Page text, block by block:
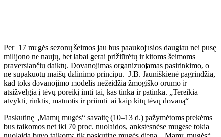
Per 17 mugės sezonų šeimos jau bus paaukojusios daugiau nei pusę
milijono ne naujų, bet labai gerai prižiūrėtų ir kitoms šeimoms
praversiančių daiktų. Dovanojimas organizuojamas pasirinkimo, o
ne supakuotų maišų dalinimo principu. J.B. Jauniškienė pagrindžia,
kad toks dovanojimo modelis nežeidžia žmogiško orumo ir
atsižvelgia į tėvų poreikį imti tai, kas tinka ir patinka. „Tereikia
atvykti, rinktis, matuotis ir priimti tai kaip kitų tėvų dovaną“.
Paskutinę „Mamų mugės“ savaitę (10–13 d.) pažymėtoms prekėms
bus taikomos net iki 70 proc. nuolaidos, ankstesnėse mugėse tokia
nuolaida buvo taikoma tik paskutinę mugės dieną. „Mamų mugės“